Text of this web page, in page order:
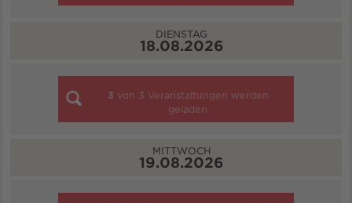
DIENSTAG
18.08.2026
3 von 3 Veranstaltungen werden
geladen
MITTWOCH
19.08.2026